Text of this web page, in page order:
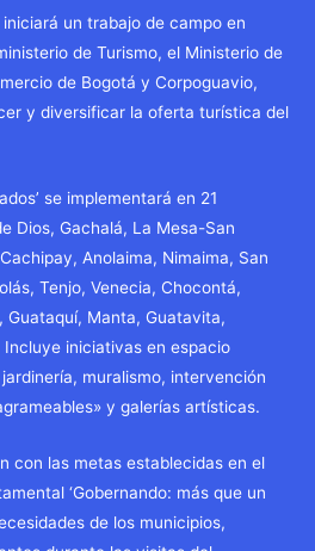
un trabajo de campo en
de Turismo, el Ministerio de
de Bogotá y Corpoguavio,
y diversificar la oferta turística del
se implementará en 21
Dios, Gachalá, La Mesa-San
Anolaima, Nimaima, San
Tenjo, Venecia, Chocontá,
Guataquí, Manta, Guatavita,
iniciativas en espacio
muralismo, intervención
y galerías artísticas.
con las metas establecidas en el
‘Gobernando: más que un
de los municipios,